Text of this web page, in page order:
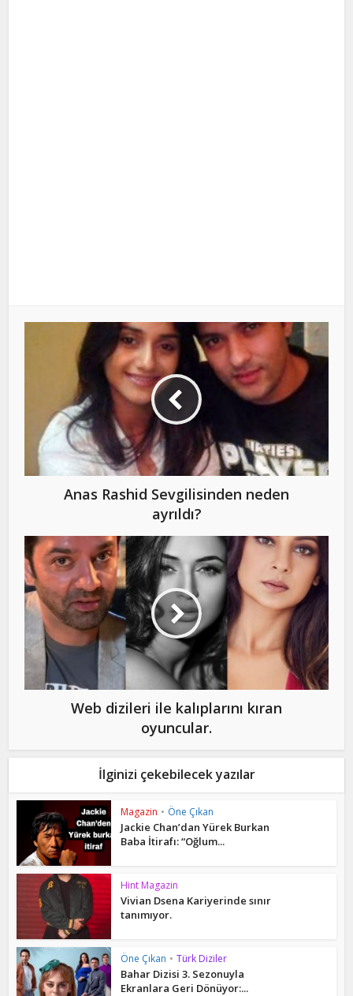
Anas Rashid Sevgilisinden neden
ayrıldı?
Web dizileri ile kalıplarını kıran
oyuncular.
İlginizi çekebilecek yazılar
Magazin • Öne Çıkan
Jackie Chan’dan Yürek Burkan
Baba İtirafı: “Oğlum...
Hint Magazin
Vivian Dsena Kariyerinde sınır
tanımıyor.
Öne Çıkan • Türk Diziler
Bahar Dizisi 3. Sezonuyla
Ekranlara Geri Dönüyor:...